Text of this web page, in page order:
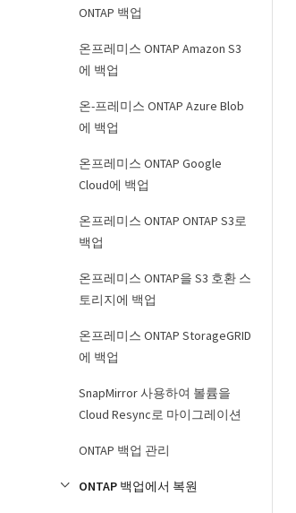
ONTAP 백업
온프레미스 ONTAP Amazon S3
에 백업
온-프레미스 ONTAP Azure Blob
에 백업
온프레미스 ONTAP Google
Cloud에 백업
온프레미스 ONTAP ONTAP S3로
백업
온프레미스 ONTAP을 S3 호환 스
토리지에 백업
온프레미스 ONTAP StorageGRID
에 백업
SnapMirror 사용하여 볼륨을
Cloud Resync로 마이그레이션
ONTAP 백업 관리
ONTAP 백업에서 복원